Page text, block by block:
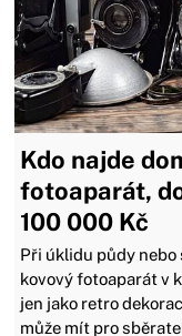
Kdo najde
fotoaparát,
100 000 Kč
Při úklidu půdy
kovový fotoaparát v
jen jako retro
může mít pro